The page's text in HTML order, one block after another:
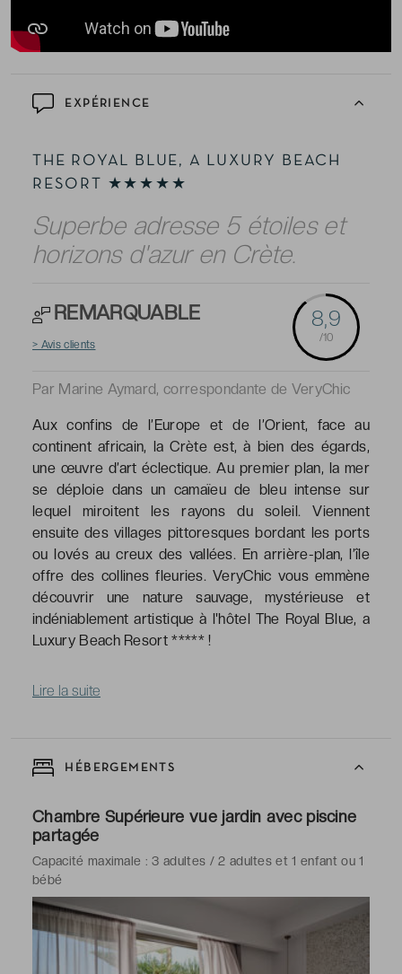
EXPÉRIENCE
THE ROYAL BLUE, A LUXURY BEACH
RESORT ★★★★★
Superbe adresse 5 étoiles et
horizons d'azur en Crète.
REMARQUABLE 8,9
/10
> Avis clients
Par Marine Aymard, correspondante de VeryChic
Aux confins de l’Europe et de l’Orient, face au
continent africain, la Crète est, à bien des égards,
une œuvre d’art éclectique. Au premier plan, la mer
se déploie dans un camaïeu de bleu intense sur
lequel miroitent les rayons du soleil. Viennent
ensuite des villages pittoresques bordant les ports
ou lovés au creux des vallées. En arrière-plan, l’île
offre des collines fleuries. VeryChic vous emmène
découvrir une nature sauvage, mystérieuse et
indéniablement artistique à l'hôtel The Royal Blue, a
Luxury Beach Resort ***** !
Lire la suite
HÉBERGEMENTS
Chambre Supérieure vue jardin avec piscine
partagée
Capacité maximale : 3 adultes / 2 adultes et 1 enfant ou 1
bébé